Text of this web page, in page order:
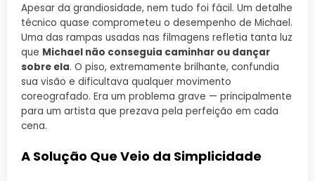
Apesar da grandiosidade, nem tudo foi fácil. Um detalhe
técnico quase comprometeu o desempenho de Michael.
Uma das rampas usadas nas filmagens refletia tanta luz
que Michael não conseguia caminhar ou dançar
sobre ela. O piso, extremamente brilhante, confundia
sua visão e dificultava qualquer movimento
coreografado. Era um problema grave — principalmente
para um artista que prezava pela perfeição em cada
cena.
A Solução Que Veio da Simplicidade